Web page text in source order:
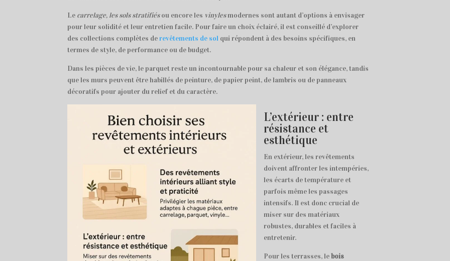
Le carrelage, les sols stratifiésou encore les vinylesmodernes sont autant d’options à envisager
pour leur solidité et leur entretien facile. Pour faire un choix éclairé, il est conseillé d’explorer
des collections complètes derevêtements de sol qui répondent à des besoins spécifiques, en
termes de style, de performance ou de budget.
Dans les pièces de vie, le parquet reste un incontournable pour sa chaleur et son élégance, tandis
que les murs peuvent être habillés de peinture, de papier peint, de lambris ou de panneaux
décoratifs pour ajouter du relief et du caractère.
L’extérieur : entre
résistance et
esthétique
En extérieur, les revêtements
doivent affronter les intempéries,
les écarts de température et
parfois même les passages
intensifs. Il est donc crucial de
miser sur des matériaux
robustes, durables et faciles à
entretenir.
Pour les terrasses, lebois